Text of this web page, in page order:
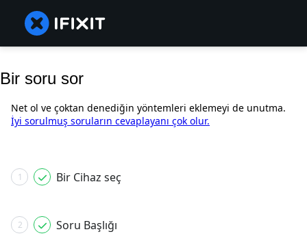
Bir soru sor
Net ol ve çoktan denediğin yöntemleri eklemeyi de unutma.
İyi sorulmuş soruların cevaplayanı çok olur.
1 Bir Cihaz seç
2 Soru Başlığı